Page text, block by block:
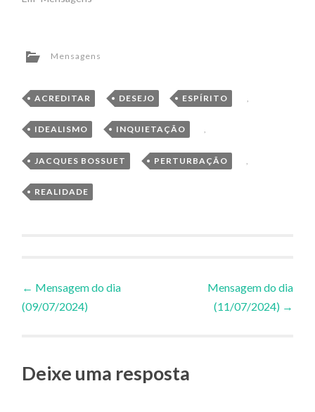
Mensagens
ACREDITAR , DESEJO , ESPÍRITO ,
IDEALISMO , INQUIETAÇÃO ,
JACQUES BOSSUET , PERTURBAÇÃO
REALIDADE
Navegação
de
Posts
← Mensagem do dia
(09/07/2024)
Mensagem do dia
(11/07/2024) →
Deixe uma resposta